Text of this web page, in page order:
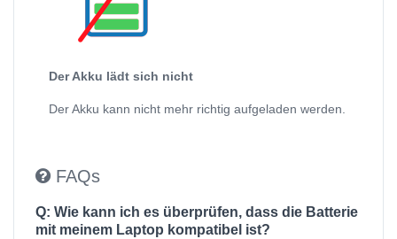
Der Akku lädt sich nicht
Der Akku kann nicht mehr richtig aufgeladen werden.
FAQs
Q: Wie kann ich es überprüfen, dass die Batterie
mit meinem Laptop kompatibel ist?